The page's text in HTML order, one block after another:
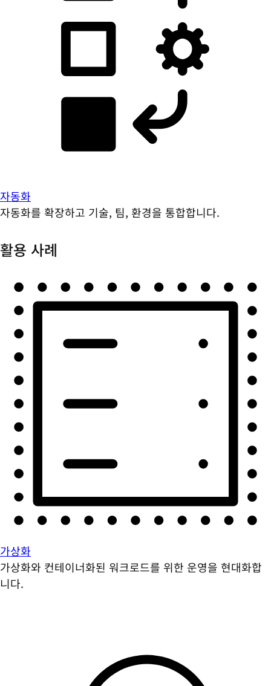
자동화
자동화를 확장하고 기술, 팀, 환경을 통합합니다.
활용 사례
가상화
가상화와 컨테이너화된 워크로드를 위한 운영을 현대화합
니다.